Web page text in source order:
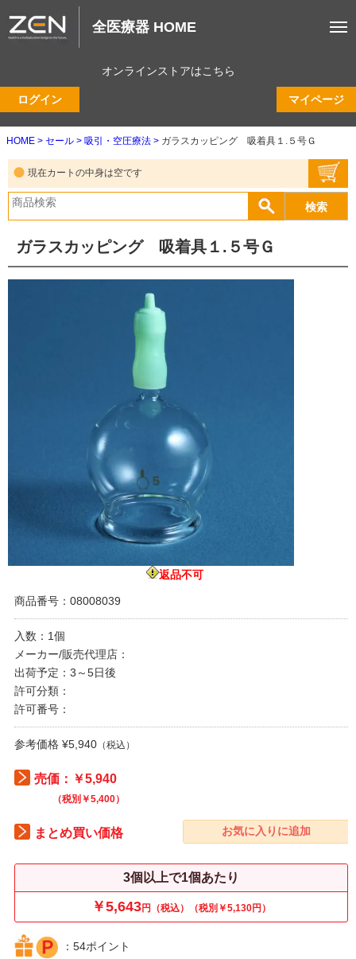
全医療器 HOME
オンラインストアはこちら
ログイン マイページ
HOME セール 吸引・空圧療法 ガラスカッピング 吸着具１.５号Ｇ
現在カートの中身は空です
ガラスカッピング 吸着具１.５号Ｇ
返品不可
商品番号：08008039
入数：1個
メーカー/販売代理店：
出荷予定：3～5日後
許可分類：
許可番号：
参考価格 ¥5,940 （税込）
売価：￥5,940
（税別￥5,400）
まとめ買い価格
3個以上で1個あたり
￥5,643円（税込）（税別￥5,130円）
：54ポイント